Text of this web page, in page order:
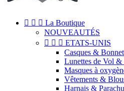
   La Boutique
NOUVEAUTÉS
   ETATS-UNIS
Casques &
Lunettes de Vol &
Masques à
Vêtements &
Harnais &